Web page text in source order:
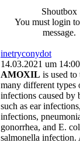
Shoutbox
You must login
message.
inetryconydot
14.03.2021 um 14:00
AMOXIL is used to
many different types
infections caused by
such as ear
infections,
gonorrhea, and E.
salmonella infection.